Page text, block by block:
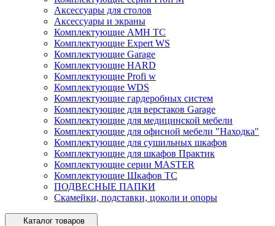
Аксессуары для столов
Аксессуары и экраны
Комплектующие AMH TC
Комплектующие Expert WS
Комплектующие Garage
Комплектующие HARD
Комплектующие Profi w
Комплектующие WDS
Комплектующие гардеробных систем
Комплектующие для верстаков Garage
Комплектующие для медицинской мебели
Комплектующие для офисной мебели "Находка"
Комплектующие для сушильных шкафов
Комплектующие для шкафов Практик
Комплектующие серии MASTER
Комплектующие Шкафов ТС
ПОДВЕСНЫЕ ПАПКИ
Скамейки, подставки, цоколи и опоры
Каталог товаров